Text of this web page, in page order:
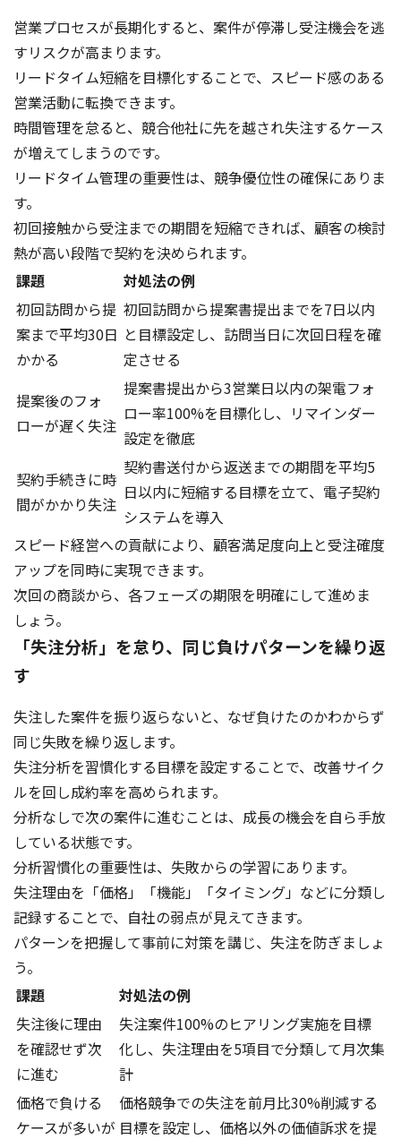
営業プロセスが長期化すると、案件が停滞し受注機会を逃
すリスクが高まります。
リードタイム短縮を目標化することで、スピード感のある
営業活動に転換できます。
時間管理を怠ると、競合他社に先を越され失注するケース
が増えてしまうのです。
リードタイム管理の重要性は、競争優位性の確保にありま
す。
初回接触から受注までの期間を短縮できれば、顧客の検討
熱が高い段階で契約を決められます。
課題
対処法の例
初回訪問から提
案まで平均30日
かかる
初回訪問から提案書提出までを7日以内
と目標設定し、訪問当日に次回日程を確
定させる
提案後のフォ
ローが遅く失注
提案書提出から3営業日以内の架電フォ
ロー率100%を目標化し、リマインダー
設定を徹底
契約手続きに時
間がかかり失注
契約書送付から返送までの期間を平均5
日以内に短縮する目標を立て、電子契約
システムを導入
スピード経営への貢献により、顧客満足度向上と受注確度
アップを同時に実現できます。
次回の商談から、各フェーズの期限を明確にして進めま
しょう。
「失注分析」を怠り、同じ負けパターンを繰り返
す
失注した案件を振り返らないと、なぜ負けたのかわからず
同じ失敗を繰り返します。
失注分析を習慣化する目標を設定することで、改善サイク
ルを回し成約率を高められます。
分析なしで次の案件に進むことは、成長の機会を自ら手放
している状態です。
分析習慣化の重要性は、失敗からの学習にあります。
失注理由を「価格」「機能」「タイミング」などに分類し
記録することで、自社の弱点が見えてきます。
パターンを把握して事前に対策を講じ、失注を防ぎましょ
う。
課題
対処法の例
失注後に理由
を確認せず次
に進む
失注案件100%のヒアリング実施を目標
化し、失注理由を5項目で分類して月次集
計
価格で負ける
ケースが多いが
価格競争での失注を前月比30%削減する
目標を設定し、価格以外の価値訴求を提